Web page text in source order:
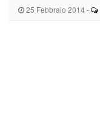
25 Febbraio 2014 -